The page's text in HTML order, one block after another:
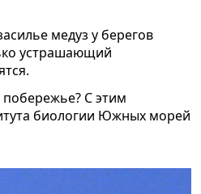
медуз у берегов
устрашающий
побережье? С этим
биологии Южных морей